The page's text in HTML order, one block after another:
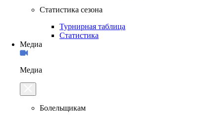
Статистика сезона
Турнирная таблица
Статистика
Медиа
Медиа
Болельщикам